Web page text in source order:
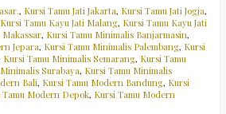
, Kursi Tamu Jati Jakarta, Kursi Tamu Jati Jogja,
Kursi Tamu Kayu Jati Malang, Kursi Tamu Kayu Jati
, Kursi Tamu Minimalis Banjarmasin,
Jepara, Kursi Tamu Minimalis Palembang, Kursi
Kursi Tamu Minimalis Semarang, Kursi Tamu
Surabaya, Kursi Tamu Minimalis
Bali, Kursi Tamu Modern Bandung, Kursi
Tamu Modern Depok, Kursi Tamu Modern